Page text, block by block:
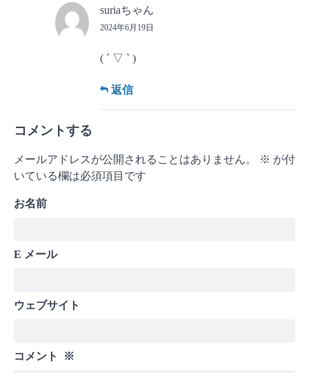
suriaちゃん
2024年6月19日
( ´ ▽ ` )
返信
コメントする
メールアドレスが公開されることはありません。 ※ が付
いている欄は必須項目です
お名前
E メール
ウェブサイト
コメント ※